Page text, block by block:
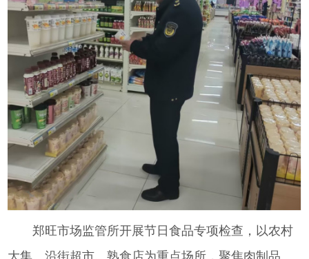
郑旺市场监管所开展节日食品专项检查，以农村